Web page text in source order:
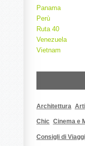
Panama
Perù
Ruta 40
Venezuela
Vietnam
Architettura
Chic Cinema e
Consigli di